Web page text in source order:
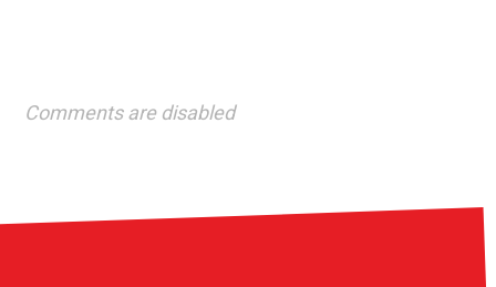
Comments are disabled